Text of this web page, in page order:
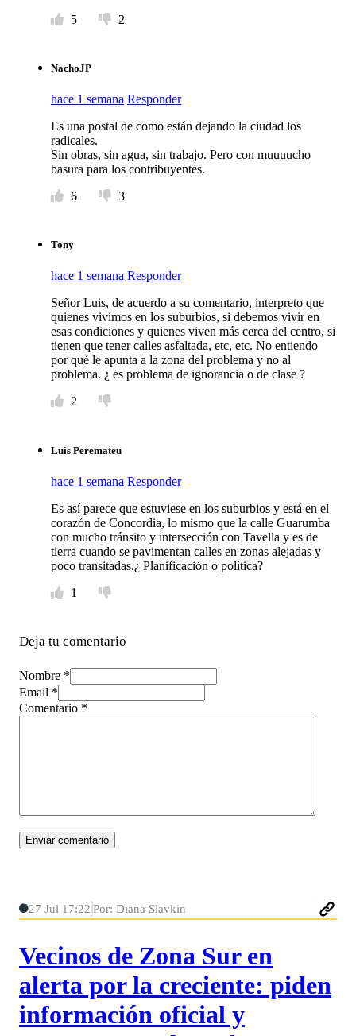
5
2
NachoJP
hace 1 semana Responder
Es una postal de como están dejando la ciudad los
radicales.
Sin obras, sin agua, sin trabajo. Pero con muuuucho
basura para los contribuyentes.
6
3
Tony
hace 1 semana Responder
Señor Luis, de acuerdo a su comentario, interpreto que
quienes vivimos en los suburbios, si debemos vivir en
esas condiciones y quienes viven más cerca del centro, si
tienen que tener calles asfaltada, etc, etc. No entiendo
por qué le apunta a la zona del problema y no al
problema. ¿ es problema de ignorancia o de clase ?
2
Luis Peremateu
hace 1 semana Responder
Es así parece que estuviese en los suburbios y está en el
corazón de Concordia, lo mismo que la calle Guarumba
con mucho tránsito y intersección con Tavella y es de
tierra cuando se pavimentan calles en zonas alejadas y
poco transitadas.¿ Planificación o política?
1
Deja tu comentario
Nombre *
Email *
Comentario *
27 Jul 17:22 Por: Diana Slavkin
Vecinos de Zona Sur en
alerta por la creciente: piden
información oficial y